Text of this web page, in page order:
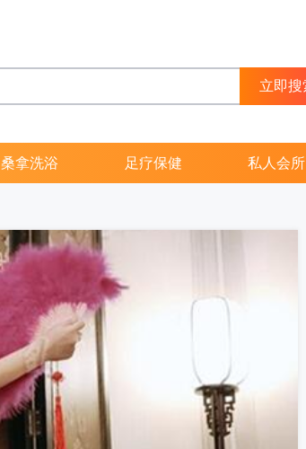
桑拿洗浴 足疗保健 私人会所